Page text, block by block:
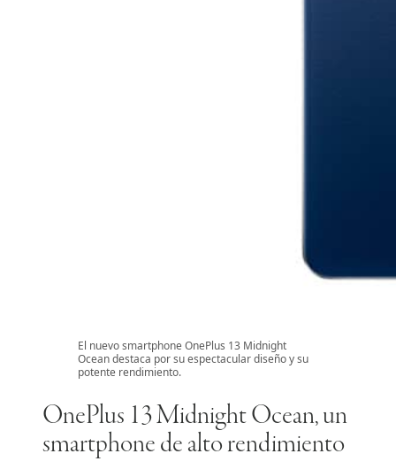
El nuevo smartphone OnePlus 13 Midnight
Ocean destaca por su espectacular diseño y su
potente rendimiento.
OnePlus 13 Midnight Ocean, un
smartphone de alto rendimiento